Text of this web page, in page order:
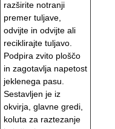
razširite notranji
premer tuljave,
odvijte in odvijte ali
reciklirajte tuljavo.
Podpira zvito ploščo
in zagotavlja napetost
jeklenega pasu.
Sestavljen je iz
okvirja, glavne gredi,
koluta za raztezanje